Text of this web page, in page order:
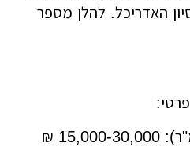
האדריכל. להלן מספר